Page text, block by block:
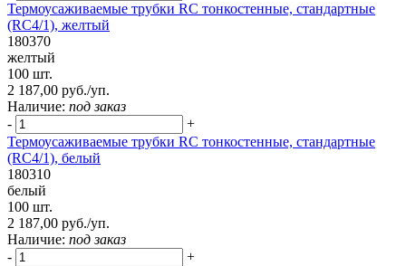
Термоусаживаемые трубки RC тонкостенные, стандартные
(RC4/1), желтый
180370
желтый
100 шт.
2 187,00 руб./уп.
Наличие: под заказ
-
+
Термоусаживаемые трубки RC тонкостенные, стандартные
(RC4/1), белый
180310
белый
100 шт.
2 187,00 руб./уп.
Наличие: под заказ
-
+